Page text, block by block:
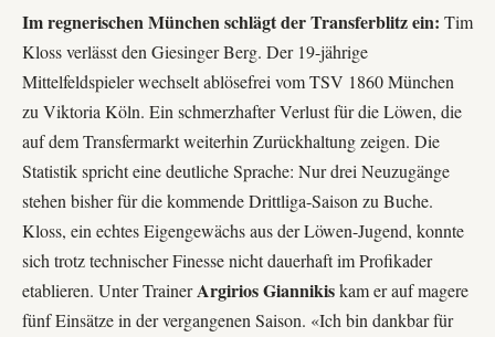
Im regnerischen München schlägt der Transferblitz ein: Tim
Kloss verlässt den Giesinger Berg. Der 19-jährige
Mittelfeldspieler wechselt ablösefrei vom TSV 1860 München
zuViktoria Köln. Ein schmerzhafter Verlust für die Löwen, die
auf dem Transfermarkt weiterhin Zurückhaltung zeigen. Die
Statistik spricht eine deutliche Sprache: Nur drei Neuzugänge
stehen bisher für die kommende Drittliga-Saison zu Buche.
Kloss, ein echtes Eigengewächs aus der Löwen-Jugend, konnte
sich trotz technischer Finesse nicht dauerhaft im Profikader
etablieren. Unter TrainerArgirios Giannikiskam er auf magere
fünf Einsätze in der vergangenen Saison. «Ich bin dankbar für